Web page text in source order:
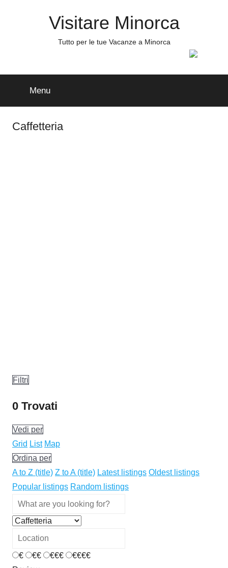
Visitare Minorca
Tutto per le tue Vacanze a Minorca
Menu
Caffetteria
Filtri
0 Trovati
Vedi per
Grid List Map
Ordina per
A to Z (title) Z to A (title) Latest listings Oldest listings
Popular listings Random listings
€ €€ €€€
€€€€